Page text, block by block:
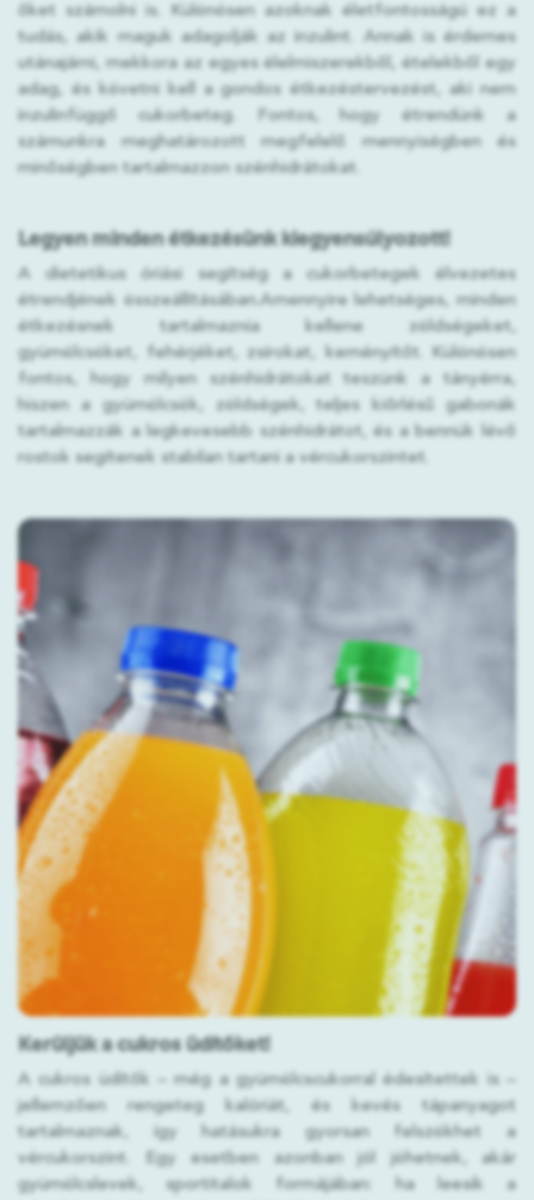
őket számolni is. Különösen azoknak életfontosságú ez a
tudás, akik maguk adagolják az inzulint. Annak is érdemes
utánajárni, mekkora az egyes élelmiszerekből, ételekből egy
adag, és követni kell a gondos étkezéstervezést, aki nem
inzulinfüggő cukorbeteg. Fontos, hogy étrendünk a
számunkra meghatározott megfelelő mennyiségben és
minőségben tartalmazzon szénhidrátokat.
Legyen minden étkezésünk kiegyensúlyozott!
A dietetikus óriási segítség a cukorbetegek élvezetes
étrendjének összeállításában.Amennyire lehetséges, minden
étkezésnek tartalmaznia kellene zöldségeket,
gyümölcsöket, fehérjéket, zsírokat, keményítőt. Különösen
fontos, hogy milyen szénhidrátokat teszünk a tányérra,
hiszen a gyümölcsök, zöldségek, teljes kiőrlésű gabonák
tartalmazzák a legkevesebb szénhidrátot, és a bennük lévő
rostok segítenek stabilan tartani a vércukorszintet.
Kerüljük a cukros üdítőket!
A cukros üdítők – még a gyümölcscukorral édesítettek is –
jellemzően rengeteg kalóriát, és kevés tápanyagot
tartalmaznak, így hatásukra gyorsan felszökhet a
vércukorszint. Egy esetben azonban jól jöhetnek, akár
gyümölcslevek, sportitalok formájában: ha leesik a